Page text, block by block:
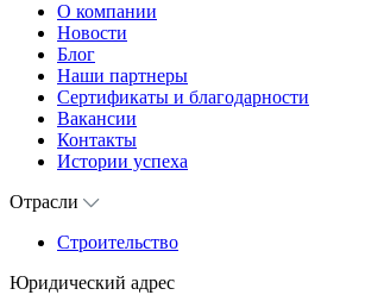
О компании
Новости
Блог
Наши партнеры
Сертификаты и благодарности
Вакансии
Контакты
Истории успеха
Отрасли
Строительство
Юридический адрес